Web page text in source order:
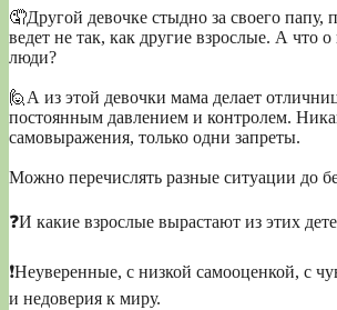
🤦Другой девочке стыдно за своего папу,
ведет не так, как другие взрослые. А что
люди?
🙋А из этой девочки мама делает
постоянным давлением и контролем.
самовыражения, только одни запреты.
Можно перечислять разные ситуации до
❓И какие взрослые вырастают из этих
❗Неуверенные, с низкой самооценкой, с
и недоверия к миру.